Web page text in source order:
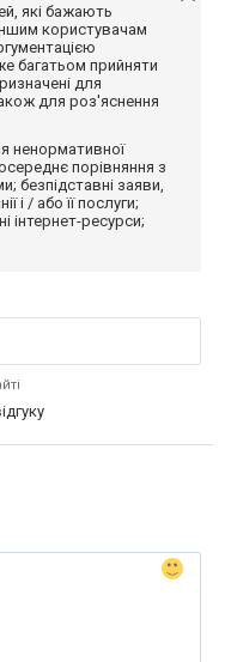
які бажають
користувачам
багатьом прийняти
для
для роз'яснення
ненормативної
порівняння з
безпідставні заяви,
і / або її послуги;
інтернет-ресурси;